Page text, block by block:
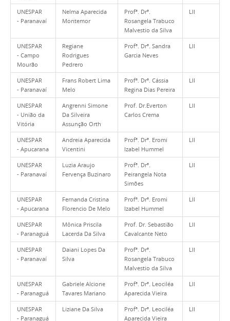
UNESPAR
- Paranavaí
Nelma Aparecida
Montemor
Profª. Drª.
Rosangela Trabuco
Malvestio da Silva
LII
UNESPAR
- Campo
Mourão
Regiane
Rodrigues
Pedrero
Profª. Drª. Sandra
Garcia Neves
LII
UNESPAR
- Paranavaí
Frans Robert Lima
Melo
Profª. Drª. Cássia
Regina Dias Pereira
LII
UNESPAR
- União da
Vitória
Angrenni Simone
Da Silveira
Assunção Orth
Prof. Dr.Everton
Carlos Crema
LII
UNESPAR
- Apucarana
Andreia Aparecida
Vicentini
Profª. Drª. Eromi
Izabel Hummel
LII
UNESPAR
- Paranavaí
Luzia Araujo
Fervença Buzinaro
Profª. Drª.
Peirangela Nota
Simões
LII
UNESPAR
- Apucarana
Fernanda Cristina
Florencio De Melo
Profª. Drª. Eromi
Izabel Hummel
LII
UNESPAR
- Paranaguá
Mônica Priscila
Lacerda Da Silva
Prof. Dr. Sebastião
Cavalcante Neto
LII
UNESPAR
- Paranavaí
Daiani Lopes Da
Silva
Profª. Drª.
Rosangela Trabuco
Malvestio da Silva
LII
UNESPAR
- Paranaguá
Gabriele Alcione
Tavares Mariano
Profª. Drª. Leociléa
Aparecida Vieira
LII
UNESPAR
- Paranaguá
Liziane Da Silva
Profª. Drª. Leociléa
Aparecida Vieira
LII